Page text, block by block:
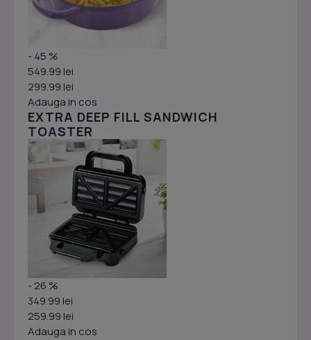
- 45 %
549.99 lei
299.99 lei
Adauga in cos
EXTRA DEEP FILL SANDWICH
TOASTER
- 26 %
349.99 lei
259.99 lei
Adauga in cos